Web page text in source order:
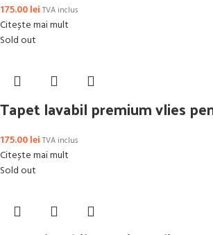
175.00lei TVA inclus
Citește mai mult
Sold out
Tapet lavabil premium vlies
175.00lei TVA inclus
Citește mai mult
Sold out